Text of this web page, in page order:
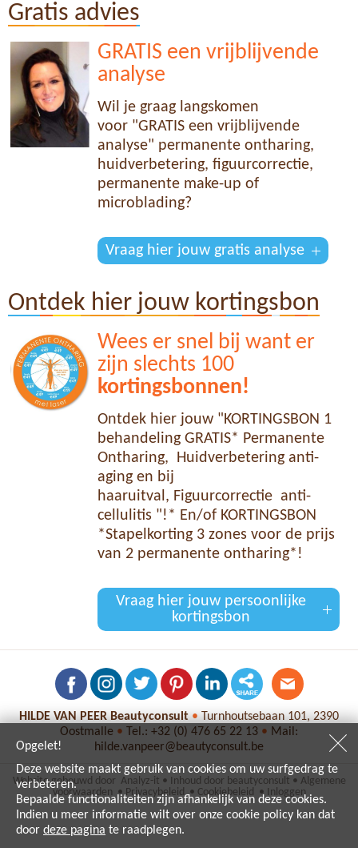
Gratis advies
GRATIS een vrijblijvende
analyse
Wil je graag langskomen
voor "GRATIS een vrijblijvende
analyse" permanente ontharing,
huidverbetering, figuurcorrectie,
permanente make-up of
microblading?
Vraag hier jouw gratis analyse
Ontdek hier jouw kortingsbon
Wees er snel bij want er
zijn slechts 100
kortingsbonnen!
Ontdek hier jouw "KORTINGSBON 1
behandeling GRATIS* Permanente
Ontharing, Huidverbetering anti-
aging en bij
haaruitval, Figuurcorrectie anti-
cellulitis "!* En/of KORTINGSBON
*Stapelkorting 3 zones voor de prijs
van 2 permanente ontharing*!
Vraag hier jouw persoonlijke
kortingsbon
HILDE VAN PEER Beautyconsult •
Turnhoutsebaan 101, 2390
Oostmalle • Tel.: +32 (0) 476 65 22 13 • Mail:
hilde.vanpeer@beautyconsult.be
Website gebouwd door Analyz-it • Inhoud door beautyconsult • Algemene
voorwaarden • Privacybeleid • Cookiebeleid • Inloggen
Opgelet!
Deze website maakt gebruik van cookies om uw surfgedrag te
verbeteren.
Bepaalde functionaliteiten zijn afhankelijk van deze cookies.
Indien u meer informatie wilt over onze cookie policy kan dat
door deze pagina te raadplegen.